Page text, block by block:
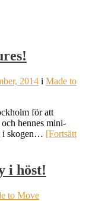
2014 i Made to
för att
hennes mini-
i skogen… [Fortsätt
i höst!
to Move